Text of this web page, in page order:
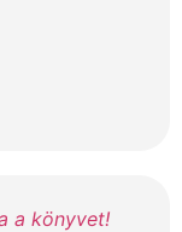
a könyvet!